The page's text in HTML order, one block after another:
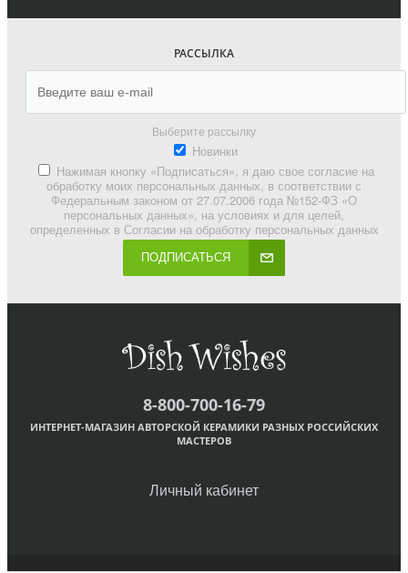
РАССЫЛКА
Выберите рассылку
Новинки
Нажимая кнопку «Подписаться», я даю свое согласие на
обработку моих персональных данных, в соответствии с
Федеральным законом от 27.07.2006 года №152-ФЗ «О
персональных данных», на условиях и для целей,
определенных в Согласии на обработку персональных данных
ПОДПИСАТЬСЯ
8-800-700-16-79
ИНТЕРНЕТ-МАГАЗИН АВТОРСКОЙ КЕРАМИКИ РАЗНЫХ РОССИЙСКИХ
МАСТЕРОВ
Личный кабинет